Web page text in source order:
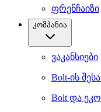
ფრენჩაიზი
კომპანია
ვაკანსიები
Bolt-ის
Bolt და